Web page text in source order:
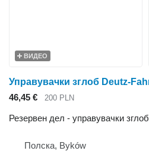
ВИДЕО
46,45 € 200 PLN
Резервен дел - управувачки зглоб
Полска, Byków